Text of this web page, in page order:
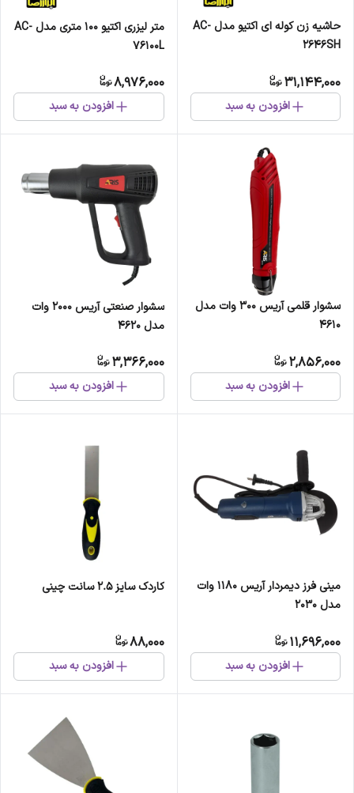
حاشیه زن کوله ای اکتیو مدل AC-
2646SH
31,144,000
افزودن به سبد
متر لیزری اکتیو 100 متری مدل AC-
76100L
8,976,000
افزودن به سبد
سشوار قلمی آریس 300 وات مدل
4610
2,856,000
افزودن به سبد
سشوار صنعتی آریس 2000 وات
مدل 4620
3,366,000
افزودن به سبد
مینی فرز دیمردار آریس 1180 وات
مدل 2030
11,696,000
افزودن به سبد
کاردک سایز 2.5 سانت چینی
88,000
افزودن به سبد